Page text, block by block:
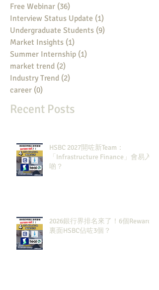
Free Webinar (36)
Interview Status Update (1)
Undergraduate Students (9)
Market Insights (1)
Summer Internship (1)
market trend (2)
Industry Trend (2)
career (0)
Recent Posts
HSBC 2027開咗新Team：
「Infrastructure Finance」會易入
啲？
2026銀行界排名來了！6個Rewards
裏面HSBC佔咗3個？